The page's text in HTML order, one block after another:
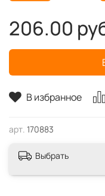
В избранное
арт. 170883
206.00
Выбрать